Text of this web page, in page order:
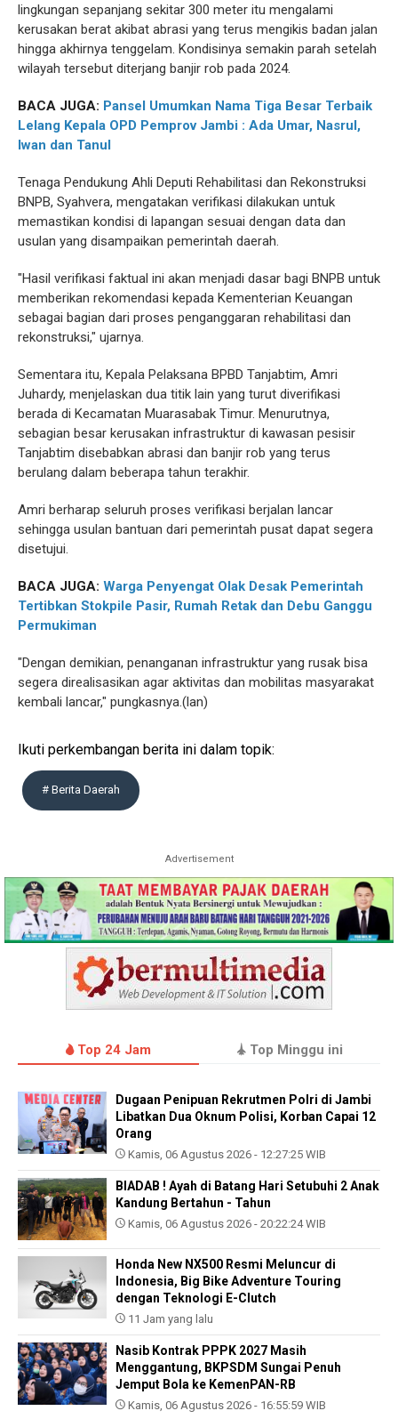
lingkungan sepanjang sekitar 300 meter itu mengalami
kerusakan berat akibat abrasi yang terus mengikis badan jalan
hingga akhirnya tenggelam. Kondisinya semakin parah setelah
wilayah tersebut diterjang banjir rob pada 2024.
BACA JUGA: Pansel Umumkan Nama Tiga Besar Terbaik
Lelang Kepala OPD Pemprov Jambi : Ada Umar, Nasrul,
Iwan dan Tanul
Tenaga Pendukung Ahli Deputi Rehabilitasi dan Rekonstruksi
BNPB, Syahvera, mengatakan verifikasi dilakukan untuk
memastikan kondisi di lapangan sesuai dengan data dan
usulan yang disampaikan pemerintah daerah.
"Hasil verifikasi faktual ini akan menjadi dasar bagi BNPB untuk
memberikan rekomendasi kepada Kementerian Keuangan
sebagai bagian dari proses penganggaran rehabilitasi dan
rekonstruksi," ujarnya.
Sementara itu, Kepala Pelaksana BPBD Tanjabtim, Amri
Juhardy, menjelaskan dua titik lain yang turut diverifikasi
berada di Kecamatan Muarasabak Timur. Menurutnya,
sebagian besar kerusakan infrastruktur di kawasan pesisir
Tanjabtim disebabkan abrasi dan banjir rob yang terus
berulang dalam beberapa tahun terakhir.
Amri berharap seluruh proses verifikasi berjalan lancar
sehingga usulan bantuan dari pemerintah pusat dapat segera
disetujui.
BACA JUGA: Warga Penyengat Olak Desak Pemerintah
Tertibkan Stokpile Pasir, Rumah Retak dan Debu Ganggu
Permukiman
"Dengan demikian, penanganan infrastruktur yang rusak bisa
segera direalisasikan agar aktivitas dan mobilitas masyarakat
kembali lancar," pungkasnya.(lan)
Ikuti perkembangan berita ini dalam topik:
# Berita Daerah
Advertisement
Top 24 Jam Top Minggu ini
Dugaan Penipuan Rekrutmen Polri di Jambi
Libatkan Dua Oknum Polisi, Korban Capai 12
Orang
Kamis, 06 Agustus 2026 - 12:27:25 WIB
BIADAB ! Ayah di Batang Hari Setubuhi 2 Anak
Kandung Bertahun - Tahun
Kamis, 06 Agustus 2026 - 20:22:24 WIB
Honda New NX500 Resmi Meluncur di
Indonesia, Big Bike Adventure Touring
dengan Teknologi E-Clutch
11 Jam yang lalu
Nasib Kontrak PPPK 2027 Masih
Menggantung, BKPSDM Sungai Penuh
Jemput Bola ke KemenPAN-RB
Kamis, 06 Agustus 2026 - 16:55:59 WIB